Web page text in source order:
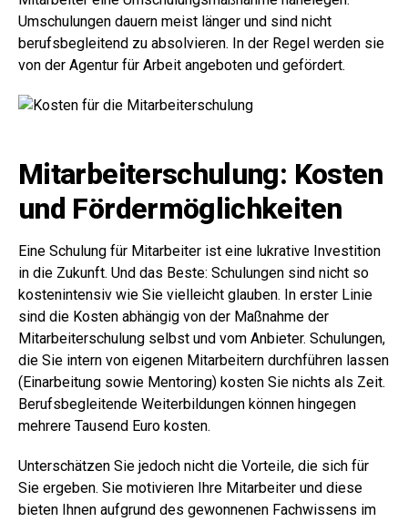
Umschulungen dauern meist länger und sind nicht
berufsbegleitend zu absolvieren. In der Regel werden sie
von der Agentur für Arbeit angeboten und gefördert.
Mitarbeiterschulung: Kosten
und Fördermöglichkeiten
Eine Schulung für Mitarbeiter ist eine lukrative Investition
in die Zukunft. Und das Beste: Schulungen sind nicht so
kostenintensiv wie Sie vielleicht glauben. In erster Linie
sind die Kosten abhängig von der Maßnahme der
Mitarbeiterschulung selbst und vom Anbieter. Schulungen,
die Sie intern von eigenen Mitarbeitern durchführen lassen
(Einarbeitung sowie Mentoring) kosten Sie nichts als Zeit.
Berufsbegleitende Weiterbildungen können hingegen
mehrere Tausend Euro kosten.
Unterschätzen Sie jedoch nicht die Vorteile, die sich für
Sie ergeben. Sie motivieren Ihre Mitarbeiter und diese
bieten Ihnen aufgrund des gewonnenen Fachwissens im